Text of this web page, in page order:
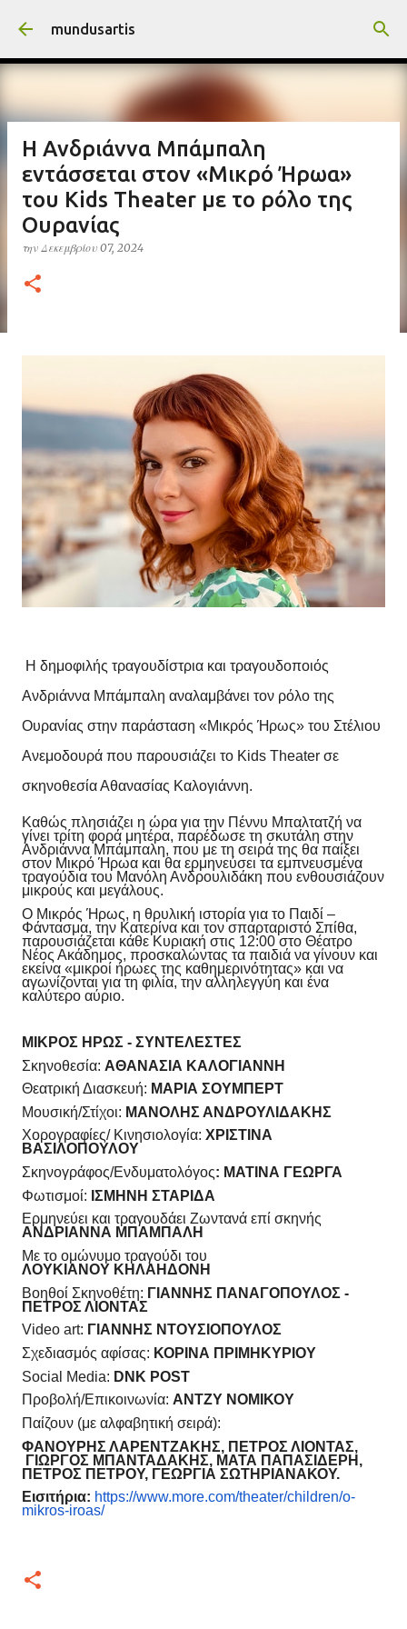
Μετάβαση στο κύριο περιεχόμενο
mundusartis
Η Ανδριάννα Μπάμπαλη
εντάσσεται στον «Μικρό Ήρωα»
του Kids Theater με το ρόλο της
Ουρανίας
την Δεκεμβρίου 07, 2024
Η δημοφιλής τραγουδίστρια και τραγουδοποιός
Ανδριάννα Μπάμπαλη αναλαμβάνει τον ρόλο της
Ουρανίας στην παράσταση «Μικρός Ήρως» του Στέλιου
Ανεμοδουρά που παρουσιάζει το Kids Theater σε
σκηνοθεσία Αθανασίας Καλογιάννη.
Καθώς πλησιάζει η ώρα για την Πέννυ Μπαλτατζή να
γίνει τρίτη φορά μητέρα, παρέδωσε τη σκυτάλη στην
Ανδριάννα Μπάμπαλη, που με τη σειρά της θα παίξει
στον Μικρό Ήρωα και θα ερμηνεύσει τα εμπνευσμένα
τραγούδια του Μανόλη Ανδρουλιδάκη που ενθουσιάζουν
μικρούς και μεγάλους.
Ο Μικρός Ήρως, η θρυλική ιστορία για το Παιδί –
Φάντασμα, την Κατερίνα και τον σπαρταριστό Σπίθα,
παρουσιάζεται κάθε Κυριακή στις 12:00 στο Θέατρο
Νέος Ακάδημος, προσκαλώντας τα παιδιά να γίνουν και
εκείνα «μικροί ήρωες της καθημερινότητας» και να
αγωνίζονται για τη φιλία, την αλληλεγγύη και ένα
καλύτερο αύριο.
ΜΙΚΡΟΣ ΗΡΩΣ - ΣΥΝΤΕΛΕΣΤΕΣ
Σκηνοθεσία: ΑΘΑΝΑΣΙΑ ΚΑΛΟΓΙΑΝΝΗ
Θεατρική Διασκευή: ΜΑΡΙΑ ΣΟΥΜΠΕΡΤ
Μουσική/Στίχοι: ΜΑΝΟΛΗΣ ΑΝΔΡΟΥΛΙΔΑΚΗΣ
Χορογραφίες/ Κινησιολογία: ΧΡΙΣΤΙΝΑ
ΒΑΣΙΛΟΠΟΥΛΟΥ
Σκηνογράφος/Ενδυματολόγος: ΜΑΤΙΝΑ ΓΕΩΡΓΑ
Φωτισμοί: ΙΣΜΗΝΗ ΣΤΑΡΙΔΑ
Ερμηνεύει και τραγουδάει Ζωντανά επί σκηνής
ΑΝΔΡΙΑΝΝΑ ΜΠΑΜΠΑΛΗ
Με το ομώνυμο τραγούδι του
ΛΟΥΚΙΑΝΟΥ ΚΗΛΑΗΔΟΝΗ
Βοηθοί Σκηνοθέτη: ΓΙΑΝΝΗΣ ΠΑΝΑΓΟΠΟΥΛΟΣ -
ΠΕΤΡΟΣ ΛΙΟΝΤΑΣ
Video art: ΓΙΑΝΝΗΣ ΝΤΟΥΣΙΟΠΟΥΛΟΣ
Σχεδιασμός αφίσας: ΚΟΡΙΝΑ ΠΡΙΜΗΚΥΡΙΟΥ
Social Media: DNK POST
Προβολή/Επικοινωνία: ΑΝΤΖΥ ΝΟΜΙΚΟΥ
Παίζουν (με αλφαβητική σειρά):
ΦΑΝΟΥΡΗΣ ΛΑΡΕΝΤΖΑΚΗΣ, ΠΕΤΡΟΣ ΛΙΟΝΤΑΣ,
ΓΙΩΡΓΟΣ ΜΠΑΝΤΑΔΑΚΗΣ, ΜΑΤΑ ΠΑΠΑΣΙΔΕΡΗ,
ΠΕΤΡΟΣ ΠΕΤΡΟΥ, ΓΕΩΡΓΙΑ ΣΩΤΗΡΙΑΝΑΚΟΥ.
Εισιτήρια: https://www.more.com/theater/children/o-
mikros-iroas/